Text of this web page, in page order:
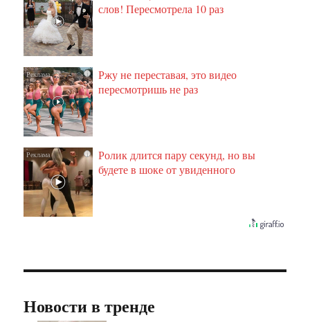
слов! Пересмотрела 10 раз
i
Ржу не переставая, это видео
пересмотришь не раз
i
Ролик длится пару секунд, но вы
будете в шоке от увиденного
Новости в тренде